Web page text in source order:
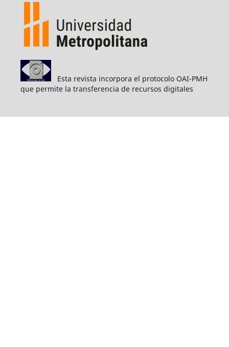
Esta revista incorpora el protocolo OAI-PMH
que permite la transferencia de recursos digitales